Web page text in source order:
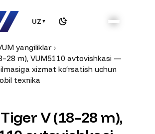
UZ ▼
yangiliklar
m), VUM5110 avtovishkasi —
xizmat ko‘rsatish uchun
texnika
TigerV(18–28 m),